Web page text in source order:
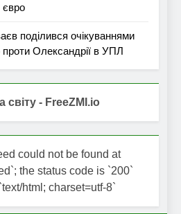
євро
поділився очікуваннями
Олександрії в УПЛ
світу - FreeZMI.io
could not be found at
the status code is `200`
html; charset=utf-8`